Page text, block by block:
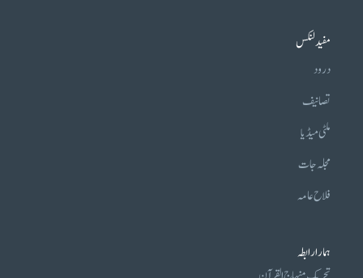
مفید لنکس
درود
تصانیف
ملٹی میڈیا
مجلہ جات
فلاح عامہ
ہمارا رابطہ